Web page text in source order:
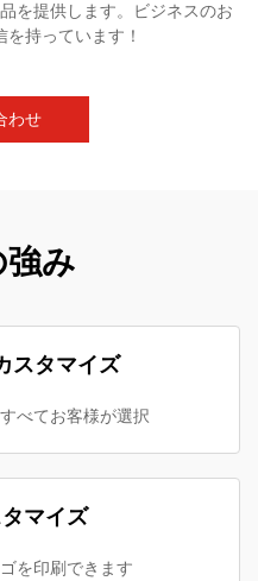
を提供します。ビジネスのお
持っています！
わせ
み
スタマイズ
べてお客様が選択
マイズ
を印刷できます